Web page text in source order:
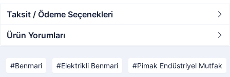
Taksit / Ödeme Seçenekleri
Ürün Yorumları
Benmari Elektrikli Benmari Pimak Endüstriyel Mutfak